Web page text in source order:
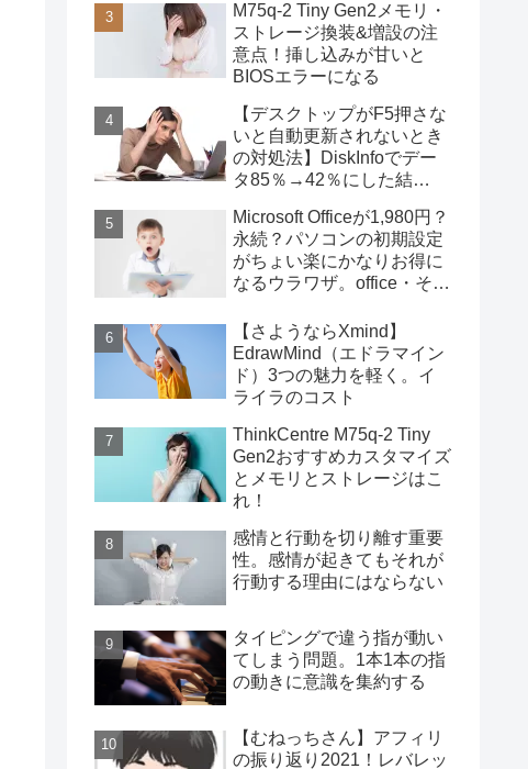
M75q-2 Tiny Gen2メモリ・
ストレージ換装&増設の注
意点！挿し込みが甘いと
BIOSエラーになる
【デスクトップがF5押さな
いと自動更新されないとき
の対処法】DiskInfoでデー
タ85％→42％にした結
Microsoft Officeが1,980円？
永続？パソコンの初期設定
がちょい楽にかなりお得に
なるウラワザ。office・その
【さようならXmind】
EdrawMind（エドラマイン
ド）3つの魅力を軽く。イ
ライラのコスト
ThinkCentre M75q-2 Tiny
Gen2おすすめカスタマイズ
とメモリとストレージはこ
れ！
感情と行動を切り離す重要
性。感情が起きてもそれが
行動する理由にはならない
タイピングで違う指が動い
てしまう問題。1本1本の指
の動きに意識を集約する
【むねっちさん】アフィリ
の振り返り2021！レバレッ